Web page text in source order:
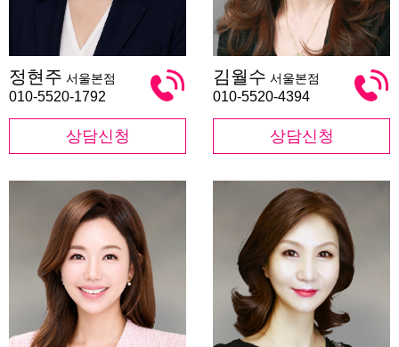
현
주
정현주 서울본점
010-5520-1792
상담신청
월
수
김월수 서울본점
010-5520-4394
상담신청